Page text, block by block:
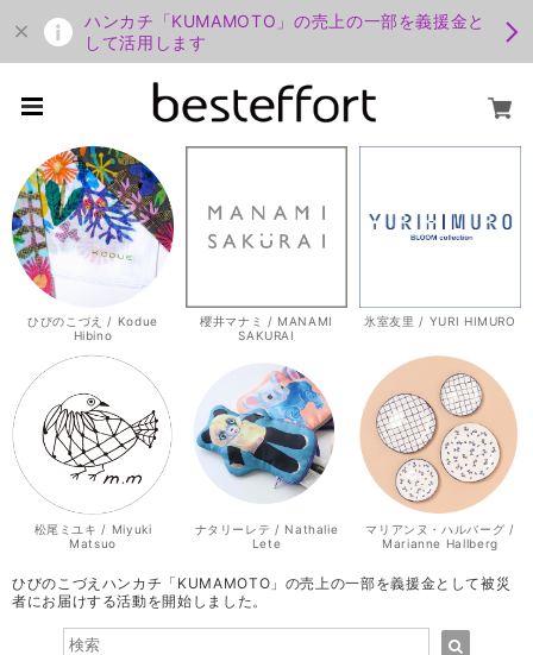
ハンカチ「KUMAMOTO」の売上の一部を義援金と
して活用します
ひびのこづえ / Kodue
Hibino
櫻井マナミ / MANAMI
SAKURAI
氷室友里 / YURI HIMURO
松尾ミユキ / Miyuki
Matsuo
ナタリーレテ / Nathalie
Lete
マリアンヌ・ハルバーグ /
Marianne Hallberg
ひびのこづえハンカチ「KUMAMOTO」の売上の一部を義援金として被災
者にお届けする活動を開始しました。